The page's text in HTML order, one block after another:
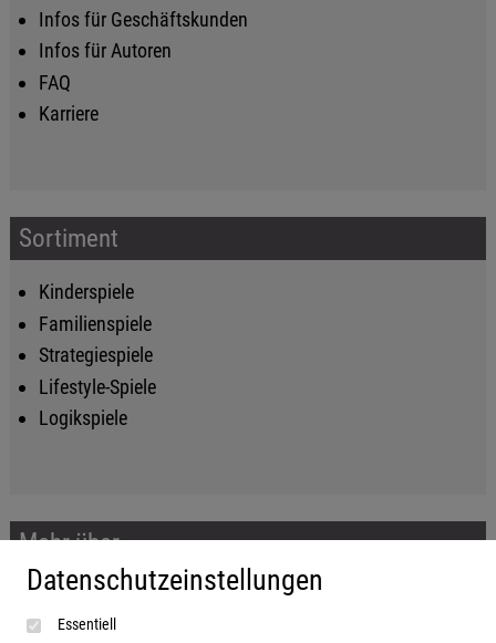
Infos für Geschäftskunden
Infos für Autoren
FAQ
Karriere
Sortiment
Kinderspiele
Familienspiele
Strategiespiele
Lifestyle-Spiele
Logikspiele
Mehr über...
Impressum
AGB
Datenschutzeinstellungen
Essentiell